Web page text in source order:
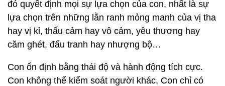
đó quyết định mọi sự lựa chọn của con, nhất là sự
lựa chọn trên những lằn ranh mỏng manh của vị tha
hay vị kỉ, thấu cảm hay vô cảm, yêu thương hay
căm ghét, đấu tranh hay nhượng bộ…
Con ổn định bằng thái độ và hành động tích cực.
Con không thể kiểm soát người khác, Con chỉ có